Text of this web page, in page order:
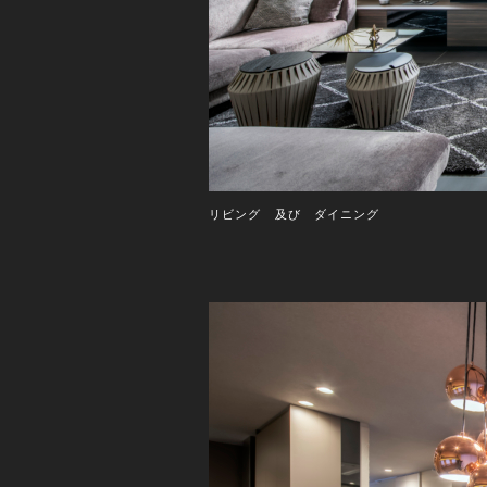
リビング 及び ダイニング